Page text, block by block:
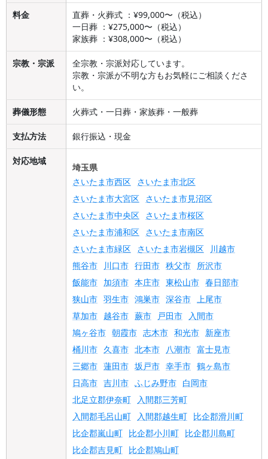
料金
直葬・火葬式 ：¥99,000〜（税込）
一日葬 ：¥275,000〜（税込）
家族葬 ：¥308,000〜（税込）
宗教・宗派
全宗教・宗派対応しています。
宗教・宗派が不明な方もお気軽にご相談くださ
い。
葬儀形態 火葬式・一日葬・家族葬・一般葬
支払方法 銀行振込・現金
対応地域
埼玉県
さいたま市西区 さいたま市北区
さいたま市大宮区 さいたま市見沼区
さいたま市中央区 さいたま市桜区
さいたま市浦和区 さいたま市南区
さいたま市緑区 さいたま市岩槻区
川越市
熊谷市
川口市 行田市 秩父市 所沢市
飯能市 加須市 本庄市 東松山市 春日部市
狭山市 羽生市 鴻巣市 深谷市 上尾市
草加市 越谷市 蕨市 戸田市
入間市
鳩ヶ谷市 朝霞市 志木市 和光市 新座市
桶川市 久喜市 北本市 八潮市 富士見市
三郷市 蓮田市 坂戸市 幸手市 鶴ヶ島市
日高市 吉川市 ふじみ野市 白岡市
北足立郡伊奈町
入間郡三芳町
入間郡毛呂山町
入間郡越生町 比企郡滑川町
比企郡嵐山町 比企郡小川町 比企郡川島町
比企郡吉見町 比企郡鳩山町